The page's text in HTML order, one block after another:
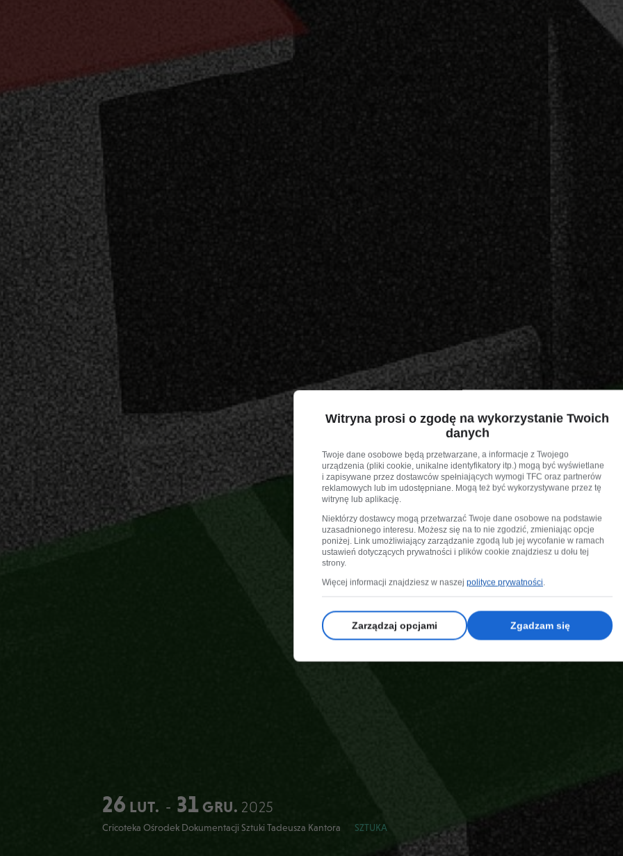
26 LUT. - 31 GRU. 2025
Cricoteka Ośrodek Dokumentacji Sztuki Tadeusza Kantora SZTUKA
Witryna prosi o zgodę na wykorzystanie Twoich
danych
Twoje dane osobowe będą przetwarzane, a informacje z Twojego
urządzenia (pliki cookie, unikalne identyfikatory itp.) mogą być wyświetlane
i zapisywane przez dostawców spełniających wymogi TFC oraz partnerów
reklamowych lub im udostępniane. Mogą też być wykorzystywane przez tę
witrynę lub aplikację.
Niektórzy dostawcy mogą przetwarzać Twoje dane osobowe na podstawie
uzasadnionego interesu. Możesz się na to nie zgodzić, zmieniając opcje
poniżej. Link umożliwiający zarządzanie zgodą lub jej wycofanie w ramach
ustawień dotyczących prywatności i plików cookie znajdziesz u dołu tej
strony.
Więcej informacji znajdziesz w naszej polityce prywatności.
Zarządzaj opcjami Zgadzam się